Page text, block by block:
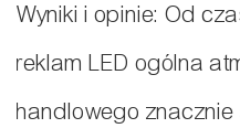
Wyniki i opinie: Od
reklam LED ogólna
handlowego znacznie